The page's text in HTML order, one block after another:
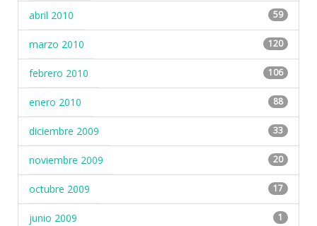
abril 2010 59
marzo 2010 120
febrero 2010 106
enero 2010 88
diciembre 2009 33
noviembre 2009 20
octubre 2009 17
junio 2009 1